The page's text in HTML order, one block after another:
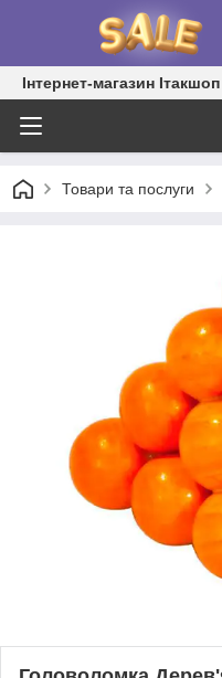
Інтернет-магазин Ітакшоп
Товари та послуги